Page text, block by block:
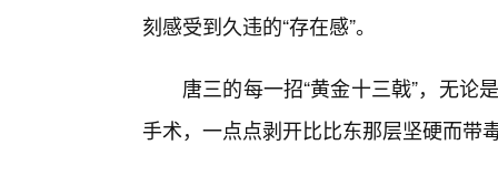
刻感受到久违的“存在感”。
唐三的每一招“黄金十三戟”，无论
手术，一点点剥开比比东那层坚硬而带